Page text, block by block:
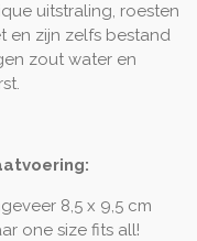
uitstraling, roesten
en zijn zelfs bestand
zout water en
8,5 x 9,5 cm
one size fits all!